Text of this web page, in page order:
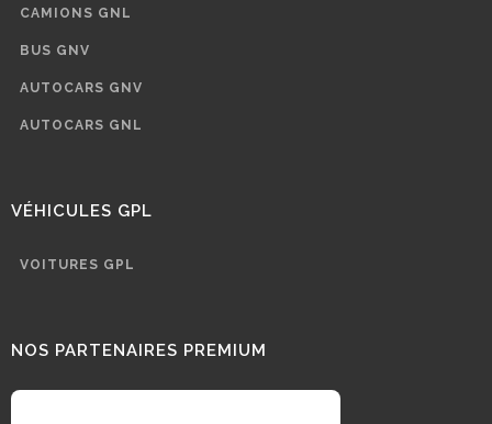
CAMIONS GNL
BUS GNV
AUTOCARS GNV
AUTOCARS GNL
VÉHICULES GPL
VOITURES GPL
NOS PARTENAIRES PREMIUM